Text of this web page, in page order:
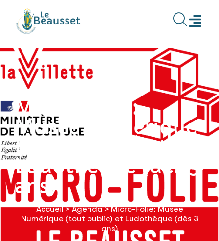
principal
Micro-Folie:
Musée Numérique
(tout public) et
Ludothèque (dès 3
ans)
Accueil>Agenda>Micro-Folie: Musée
Numérique (tout public) et Ludothèque (dès 3
ans)